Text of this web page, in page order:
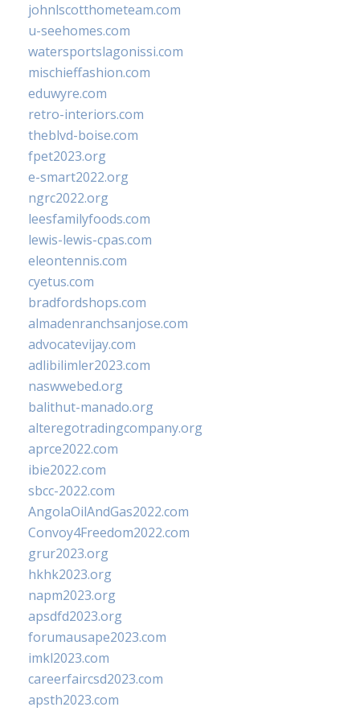
johnlscotthometeam.com
u-seehomes.com
watersportslagonissi.com
mischieffashion.com
eduwyre.com
retro-interiors.com
theblvd-boise.com
fpet2023.org
e-smart2022.org
ngrc2022.org
leesfamilyfoods.com
lewis-lewis-cpas.com
eleontennis.com
cyetus.com
bradfordshops.com
almadenranchsanjose.com
advocatevijay.com
adlibilimler2023.com
naswwebed.org
balithut-manado.org
alteregotradingcompany.org
aprce2022.com
ibie2022.com
sbcc-2022.com
AngolaOilAndGas2022.com
Convoy4Freedom2022.com
grur2023.org
hkhk2023.org
napm2023.org
apsdfd2023.org
forumausape2023.com
imkl2023.com
careerfaircsd2023.com
apsth2023.com